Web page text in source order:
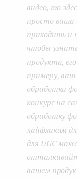
видео, то
просто ваша
приходить и
чтобы
продукта,
примеру,
обработки
конкурс на
обработку
лайфхакам
для UGC
вашем